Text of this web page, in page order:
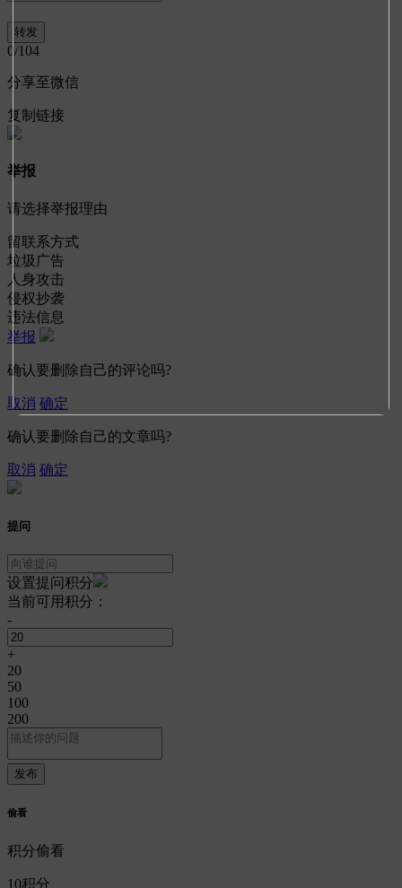
0/104
分享至微信
复制链接
举报
请选择举报理由
留联系方式
垃圾广告
人身攻击
侵权抄袭
违法信息
举报
确认要删除自己的评论吗?
取消 确定
确认要删除自己的文章吗?
取消 确定
提问
设置提问积分
当前可用积分：
-
+
20
50
100
200
偷看
积分偷看
10积分